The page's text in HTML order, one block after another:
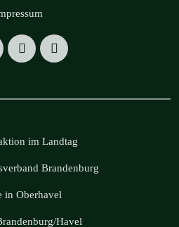
im Landtag
Brandenburg
in Oberhavel
Havel